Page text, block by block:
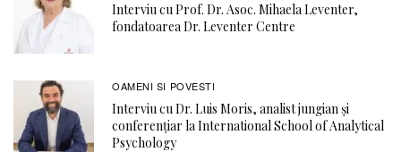
Interviu cu Prof. Dr. Asoc. Mihaela Leventer,
fondatoarea Dr. Leventer Centre
OAMENI SI POVESTI
Interviu cu Dr. Luis Moris, analist jungian și
conferențiar la International School of Analytical
Psychology